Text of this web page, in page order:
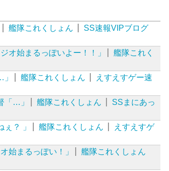
艦隊これくしょん
SS速報VIPブログ
オ始まるっぽいよー！！」
艦隊これく
艦隊これくしょん
えすえすゲー速
「…」 艦隊これくしょん
SSまにあっ
？ 」 艦隊これくしょん
えすえすゲ
始まるっぽい！」
艦隊これくしょん